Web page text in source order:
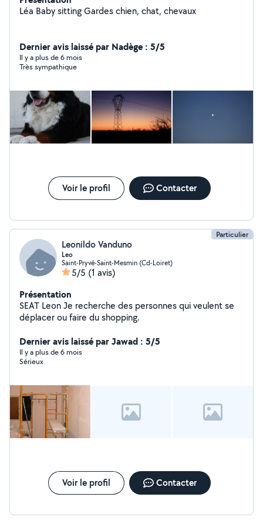
Léa Baby sitting Gardes chien, chat, chevaux
Dernier avis laissé par Nadège : 5/5
Il y a plus de 6 mois
Très sympathique
Voir le profil Contacter
Particulier
Leonildo Vanduno
Leo
Saint-Pryvé-Saint-Mesmin (Cd-Loiret)
5/5 (1 avis)
Présentation
SEAT Leon Je recherche des personnes qui veulent se
déplacer ou faire du shopping.
Dernier avis laissé par Jawad : 5/5
Il y a plus de 6 mois
Sérieux
Voir le profil Contacter